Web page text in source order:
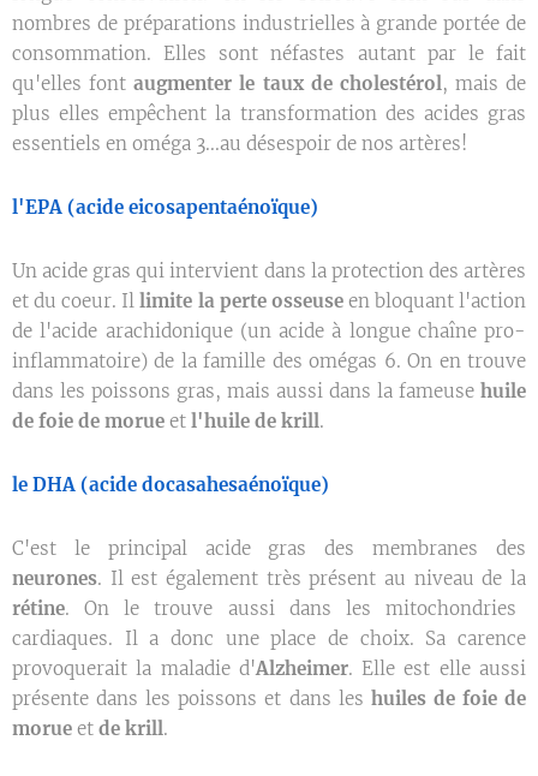
nombres de préparations industrielles à grande portée de
consommation. Elles sont néfastes autant par le fait
qu'elles fontaugmenter le taux de cholestérol, mais de
plus elles empêchent la transformation des acides gras
essentiels en oméga 3...au désespoir de nos artères!
l'EPA (acide eicosapentaénoïque)
Un acide gras qui intervient dans la protection des artères
et du coeur. Illimite la perte osseuseen bloquant l'action
de l'acide arachidonique (un acide à longue chaîne pro-
inflammatoire) de la famille des omégas 6. On en trouve
dans les poissons gras, mais aussi dans la fameuse huile
de foie de morue et l'huile de krill.
le DHA (acide docasahesaénoïque)
C'est le principal acide gras des membranes des
neurones. Il est également très présent au niveau de la
rétine. On le trouve aussi dans les mitochondries
cardiaques. Il a donc une place de choix. Sa carence
provoquerait la maladie d'Alzheimer. Elle est elle aussi
présente dans les poissons et dans les huiles de foie de
morue et de krill.